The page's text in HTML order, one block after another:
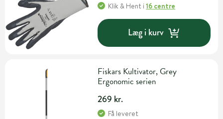
Klik & Hent i16 centre
Læg i kurv
Fiskars Kultivator, Grey
Ergonomic serien
269 kr.
Få leveret